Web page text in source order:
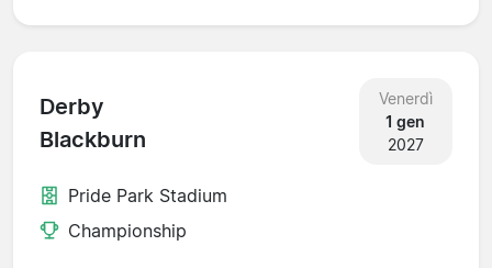
Derby
Blackburn
Venerdì
1 gen
2027
Pride Park Stadium
Championship